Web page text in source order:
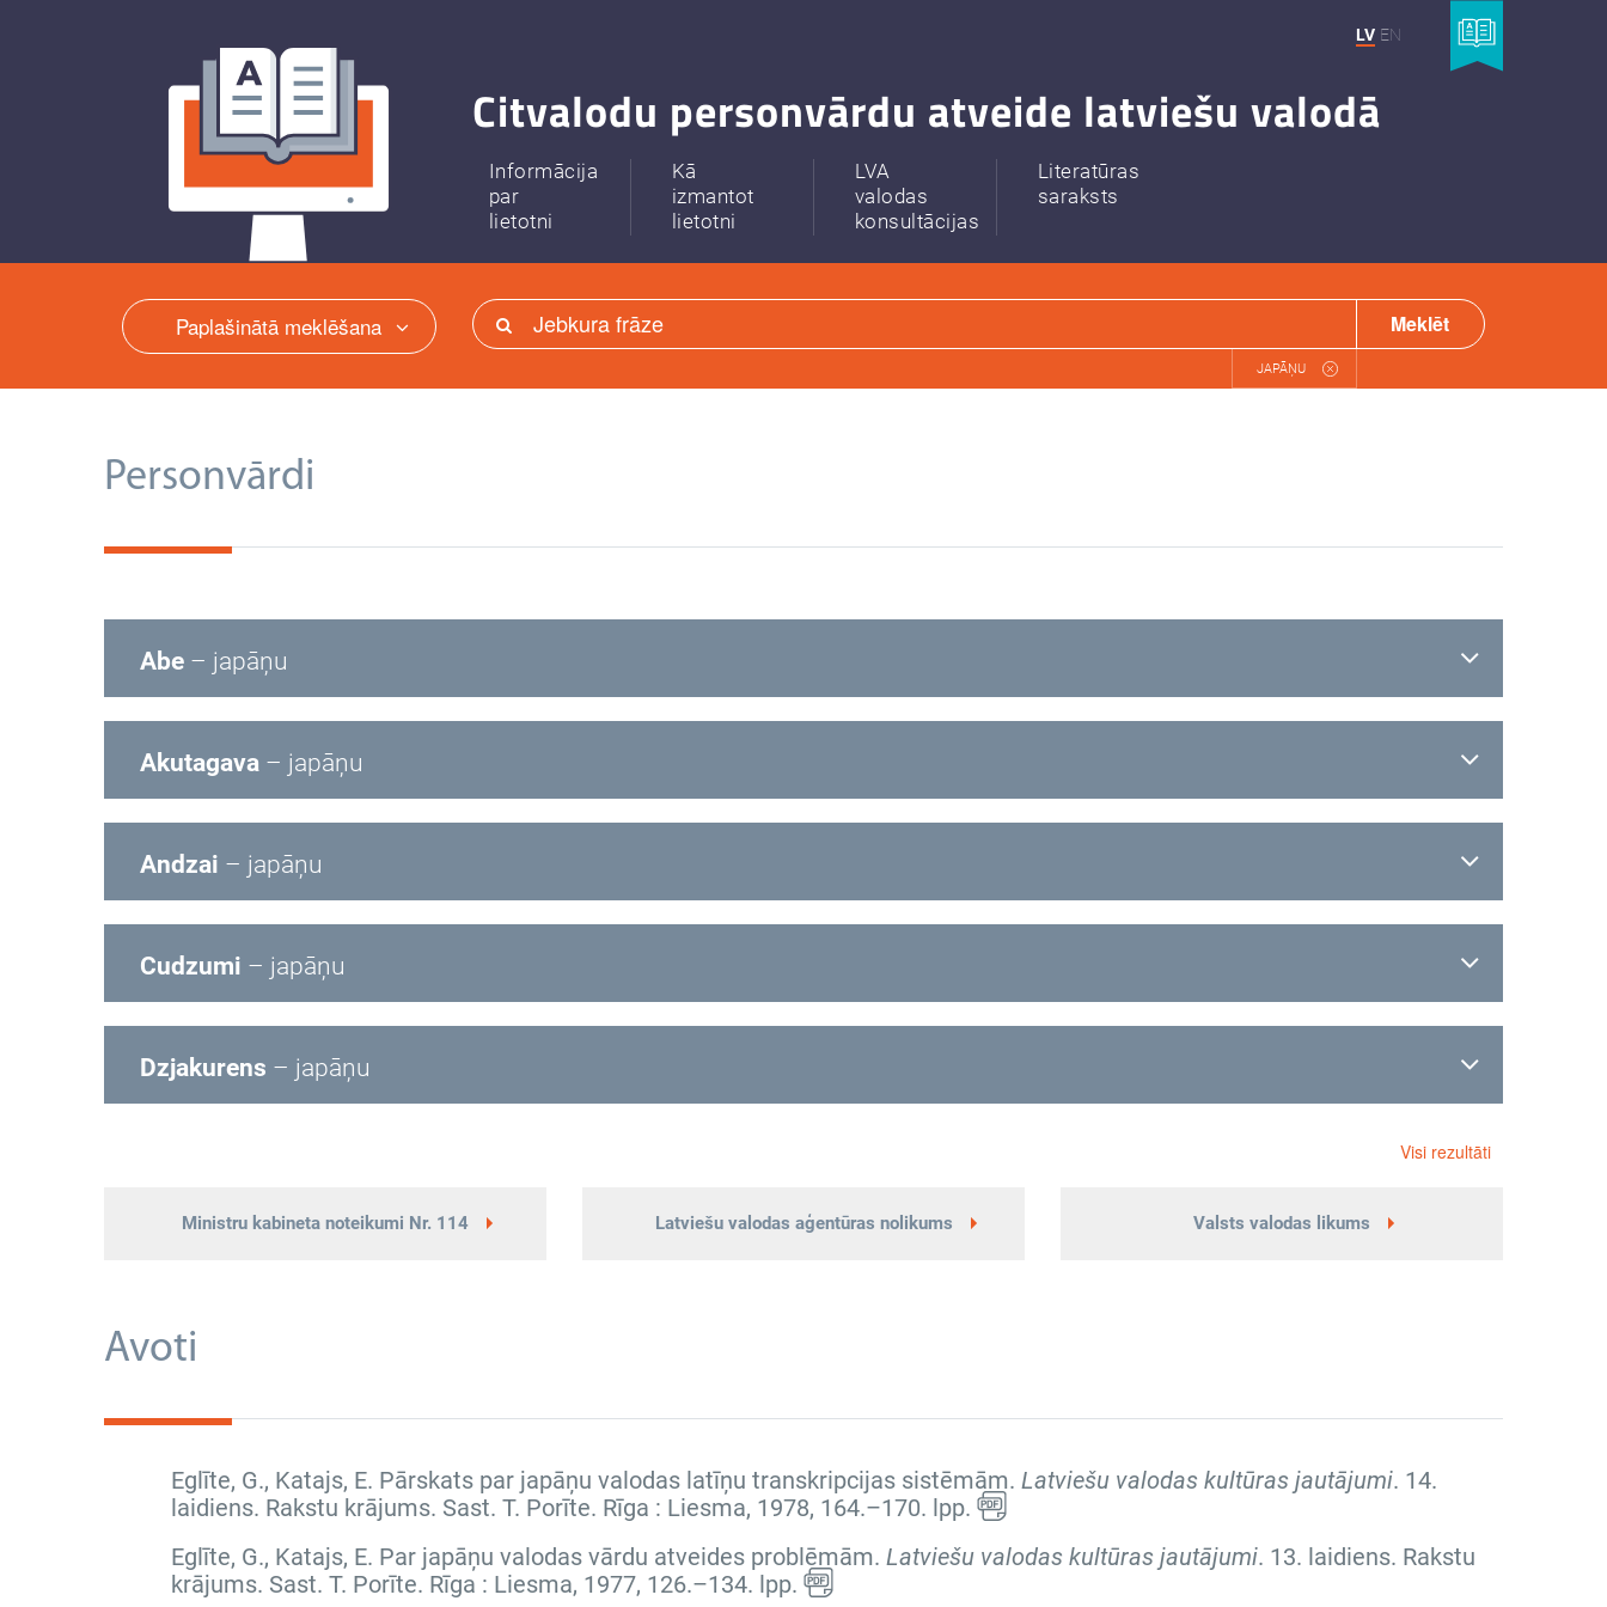
LV EN
Citvalodu personvārdu atveide latviešu valodā
Informācija
par
lietotni
Kā
izmantot
lietotni
LVA
valodas
konsultācijas
Literatūras
saraksts
Paplašinātā meklēšana
JAPĀŅU
Meklēt
Personvārdi
Abe – japāņu
Akutagava – japāņu
Andzai – japāņu
Cudzumi – japāņu
Dzjakurens – japāņu
Visi rezultāti
Ministru kabineta noteikumi Nr. 114 Latviešu valodas aģentūras nolikums Valsts valodas likums
Avoti
Eglīte, G., Katajs, E. Pārskats par japāņu valodas latīņu transkripcijas sistēmām. Latviešu valodas kultūras jautājumi. 14.
laidiens. Rakstu krājums. Sast. T. Porīte. Rīga : Liesma, 1978, 164.–170. lpp.
Eglīte, G., Katajs, E. Par japāņu valodas vārdu atveides problēmām. Latviešu valodas kultūras jautājumi. 13. laidiens. Rakstu
krājums. Sast. T. Porīte. Rīga : Liesma, 1977, 126.–134. lpp.